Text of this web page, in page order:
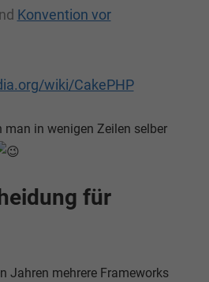
Konvention vor
wiki/CakePHP
man in wenigen Zeilen selber
für
Jahren mehrere Frameworks